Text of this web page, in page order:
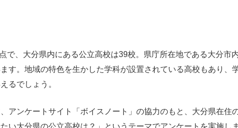
で、大分県内にある公立高校は39校。県庁所在地である大分市
す。地域の特色を生かした学科が設置されている高校もあり、
るでしょう。
アンケートサイト「ボイスノート」の協力のもと、大分県在住
い大分県の公立高校は？」というテーマでアンケートを実施しま